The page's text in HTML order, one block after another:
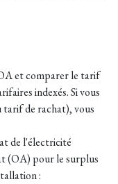
et comparer le tarif
indexés. Si vous
tarif de rachat), vous
de l'électricité
(OA) pour le surplus
: